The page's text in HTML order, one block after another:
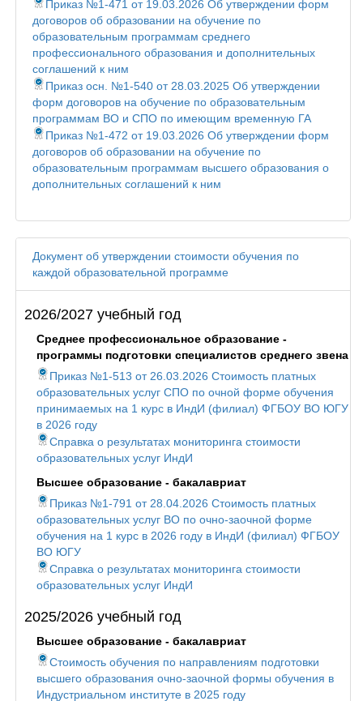
Приказ №1-471 от 19.03.2026 Об утверждении форм
договоров об образовании на обучение по
образовательным программам среднего
профессионального образования и дополнительных
соглашений к ним
Приказ осн. №1-540 от 28.03.2025 Об утверждении
форм договоров на обучение по образовательным
программам ВО и СПО по имеющим временную ГА
Приказ №1-472 от 19.03.2026 Об утверждении форм
договоров об образовании на обучение по
образовательным программам высшего образования о
дополнительных соглашений к ним
Документ об утверждении стоимости обучения по
каждой образовательной программе
2026/2027 учебный год
Среднее профессиональное образование -
программы подготовки специалистов среднего звена
Приказ №1-513 от 26.03.2026 Стоимость платных
образовательных услуг СПО по очной форме обучения
принимаемых на 1 курс в ИндИ (филиал) ФГБОУ ВО ЮГУ
в 2026 году
Справка о результатах мониторинга стоимости
образовательных услуг ИндИ
Высшее образование - бакалавриат
Приказ №1-791 от 28.04.2026 Стоимость платных
образовательных услуг ВО по очно-заочной форме
обучения на 1 курс в 2026 году в ИндИ (филиал) ФГБОУ
ВО ЮГУ
Справка о результатах мониторинга стоимости
образовательных услуг ИндИ
2025/2026 учебный год
Высшее образование - бакалавриат
Стоимость обучения по направлениям подготовки
высшего образования очно-заочной формы обучения в
Индустриальном институте в 2025 году